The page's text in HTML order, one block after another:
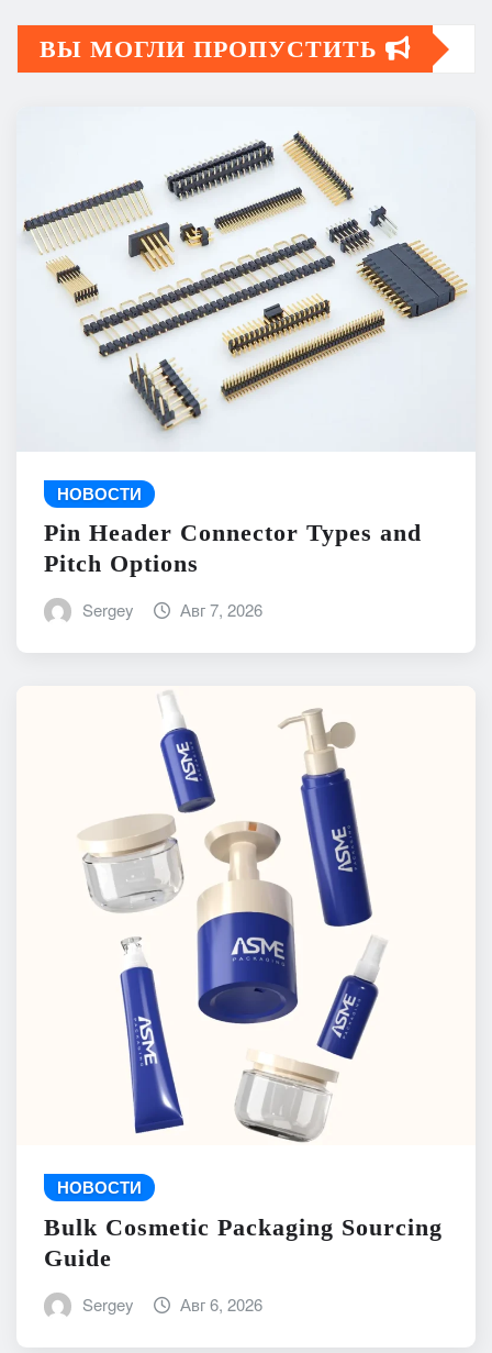
ВЫ МОГЛИ ПРОПУСТИТЬ
НОВОСТИ
Pin Header Connector Types and
Pitch Options
Sergey Авг 7, 2026
НОВОСТИ
Bulk Cosmetic Packaging Sourcing
Guide
Sergey Авг 6, 2026